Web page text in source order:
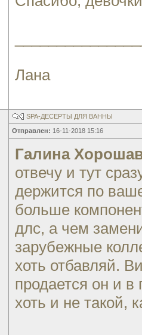
Лана
SPA-ДЕСЕРТЫ ДЛЯ ВАННЫ
Отправлен: 16-11-2018 15:16
Галина
отвечу и тут
держится по
больше
длс, а чем
зарубежные
хоть отбавляй.
продается он и
хоть и не такой,